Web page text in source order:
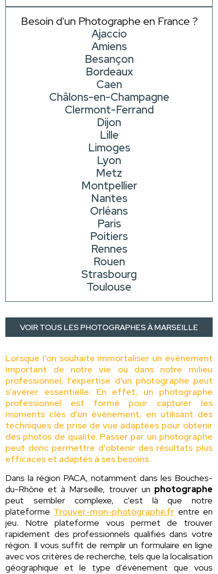
Besoin d'un Photographe en France ?
Ajaccio
Amiens
Besançon
Bordeaux
Caen
Châlons-en-Champagne
Clermont-Ferrand
Dijon
Lille
Limoges
Lyon
Metz
Montpellier
Nantes
Orléans
Paris
Poitiers
Rennes
Rouen
Strasbourg
Toulouse
VOIR TOUS LES PHOTOGRAPHES À MARSEILLE
Lorsque l'on souhaite immortaliser un évènement
important de notre vie où dans notre milieu
professionnel, l'expertise d'un photographe peut
s'avérer essentielle. En effet, un photographe
professionnel est formé pour capturer les
moments clés d'un évènement, en utilisant des
techniques de prise de vue adaptées pour obtenir
des photos de qualité. Passer par un photographe
peut donc permettre d'obtenir des résultats plus
efficaces et adaptés à ses besoins.
Dans la région PACA, notamment dans les Bouches-
du-Rhône et à Marseille, trouver un photographe
peut sembler complexe, c'est là que notre
plateforme Trouver-mon-photographe.fr entre en
jeu. Notre plateforme vous permet de trouver
rapidement des professionnels qualifiés dans votre
région. Il vous suffit de remplir un formulaire en ligne
avec vos critères de recherche, tels que la localisation
géographique et le type d'évènement que vous